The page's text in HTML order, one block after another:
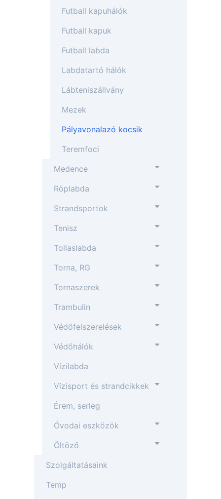
Futball kapuhálók
Futball kapuk
Futball labda
Labdatartó hálók
Lábteniszállvány
Mezek
Pályavonalazó kocsik
Teremfoci
Medence
Röplabda
Strandsportok
Tenisz
Tollaslabda
Torna, RG
Tornaszerek
Trambulin
Védőfelszerelések
Védőhálók
Vízilabda
Vízisport és strandcikkek
Érem, serleg
Óvodai eszközök
Öltöző
Szolgáltatásaink
Temp